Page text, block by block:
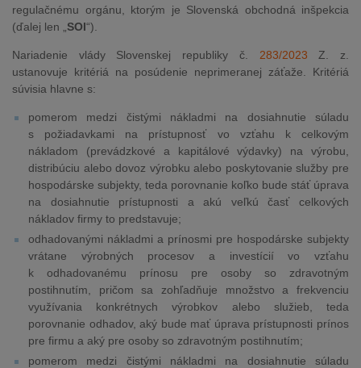
regulačnému orgánu, ktorým je Slovenská obchodná inšpekcia
(ďalej len „ SOI“).
Nariadenie vlády Slovenskej republiky č. 283/2023 Z. z.
ustanovuje kritériá na posúdenie neprimeranej záťaže. Kritériá
súvisia hlavne s:
pomerom medzi čistými nákladmi na dosiahnutie súladu
s požiadavkami na prístupnosť vo vzťahu k celkovým
nákladom (prevádzkové a kapitálové výdavky) na výrobu,
distribúciu alebo dovoz výrobku alebo poskytovanie služby pre
hospodárske subjekty, teda porovnanie koľko bude stáť úprava
na dosiahnutie prístupnosti a akú veľkú časť celkových
nákladov firmy to predstavuje;
odhadovanými nákladmi a prínosmi pre hospodárske subjekty
vrátane výrobných procesov a investícií vo vzťahu
k odhadovanému prínosu pre osoby so zdravotným
postihnutím, pričom sa zohľadňuje množstvo a frekvenciu
využívania konkrétnych výrobkov alebo služieb, teda
porovnanie odhadov, aký bude mať úprava prístupnosti prínos
pre firmu a aký pre osoby so zdravotným postihnutím;
pomerom medzi čistými nákladmi na dosiahnutie súladu